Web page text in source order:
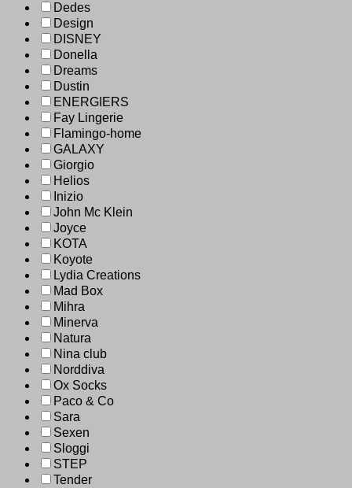
Dedes
Design
DISNEY
Donella
Dreams
Dustin
ENERGIERS
Fay Lingerie
Flamingo-home
GALAXY
Giorgio
Helios
Inizio
John Mc Klein
Joyce
KOTA
Koyote
Lydia Creations
Mad Box
Mihra
Minerva
Natura
Nina club
Norddiva
Ox Socks
Paco & Co
Sara
Sexen
Sloggi
STEP
Tender